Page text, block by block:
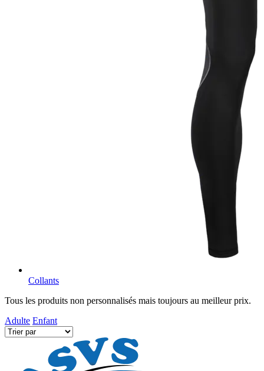
Collants
Tous les produits non personnalisés mais toujours au meilleur prix.
Adulte Enfant